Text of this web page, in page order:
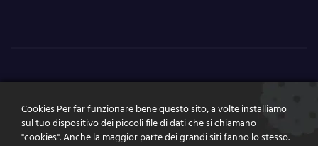
NumeriSuperEnalott
o.it
Cookies Per far funzionare bene questo sito, a volte installiamo
sul tuo dispositivo dei piccoli file di dati che si chiamano
"cookies". Anche la maggior parte dei grandi siti fanno lo stesso.